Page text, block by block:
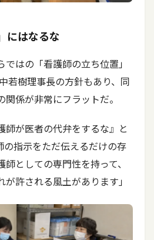
にはなるな
はの「看護師の立ち位置」
若樹理事長の方針もあり、同
係が非常にフラットだ。
師が医者の代弁をするな』と
の指示をただ伝えるだけの存
としての専門性を持って、
許される風土があります」